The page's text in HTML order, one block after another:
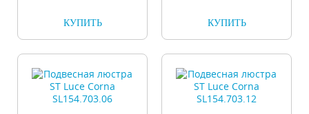
КУПИТЬ КУПИТЬ